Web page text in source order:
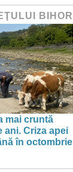
BIHOR
mai cruntă
ani. Criza apei
în octombrie